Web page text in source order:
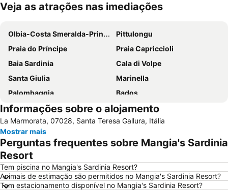
Ampliar mapa
Veja as atrações nas imediações
Olbia-Costa Smeralda-Prince Karim Aga Khan IV Airport
Pittulongu
Praia do Príncipe
Praia Capriccioli
Baia Sardinia
Cala di Volpe
Santa Giulia
Marinella
Palombaggia
Bados
Baia delle Mimose
Punta Tegge
Le Saline
Rena Bianca
Santa Teresa di Gallura
Spiaggia del Piccolo Pevero
Spiaggia Capriccioli
Caprera: Relitto
Passeggiata
Sos Aranzos
Porto Pollo
Informações sobre o alojamento
La Marmorata, 07028, Santa Teresa Gallura, Itália
Mostrar mais
Perguntas frequentes sobre Mangia's Sardinia
Resort
Tem piscina no Mangia's Sardinia Resort?
Animais de estimação são permitidos no Mangia's Sardinia Resort?
Tem estacionamento disponível no Mangia's Sardinia Resort?